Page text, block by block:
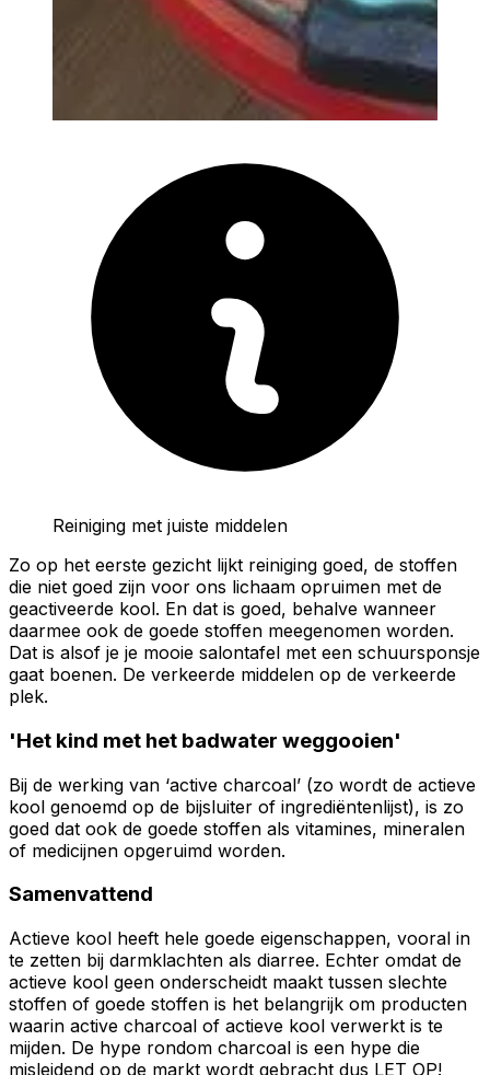
Reiniging met juiste middelen
Zo op het eerste gezicht lijkt reiniging goed, de stoffen
die niet goed zijn voor ons lichaam opruimen met de
geactiveerde kool. En dat is goed, behalve wanneer
daarmee ook de goede stoffen meegenomen worden.
Dat is alsof je je mooie salontafel met een schuursponsje
gaat boenen. De verkeerde middelen op de verkeerde
plek.
'Het kind met het badwater weggooien'
Bij de werking van ‘active charcoal’ (zo wordt de actieve
kool genoemd op de bijsluiter of ingrediëntenlijst), is zo
goed dat ook de goede stoffen als vitamines, mineralen
of medicijnen opgeruimd worden.
Samenvattend
Actieve kool heeft hele goede eigenschappen, vooral in
te zetten bij darmklachten als diarree. Echter omdat de
actieve kool geen onderscheidt maakt tussen slechte
stoffen of goede stoffen is het belangrijk om producten
waarin active charcoal of actieve kool verwerkt is te
mijden. De hype rondom charcoal is een hype die
misleidend op de markt wordt gebracht dus LET OP!